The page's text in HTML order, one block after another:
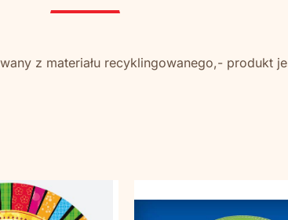
z materiału recyklingowanego,- produkt